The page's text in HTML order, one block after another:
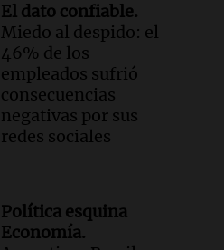
El dato confiable.
Miedo al despido: el
46% de los
empleados sufrió
consecuencias
negativas por sus
redes sociales
Política esquina
Economía.